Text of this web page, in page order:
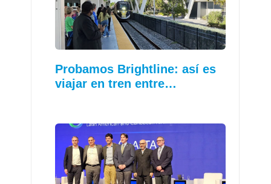
Probamos Brightline: así es
viajar en tren entre…